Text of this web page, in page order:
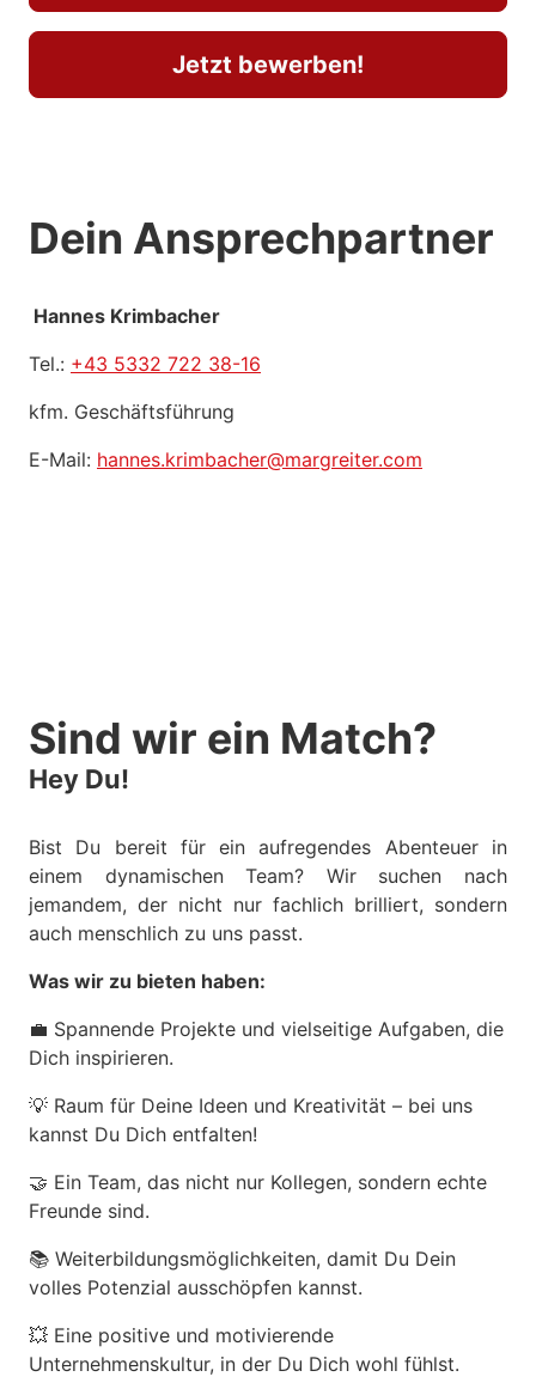
Jetzt bewerben!
Dein Ansprechpartner
Hannes Krimbacher
Tel.: +43 5332 722 38-16
kfm. Geschäftsführung
E-Mail: hannes.krimbacher@margreiter.com
Sind wir ein Match?
Hey Du!
Bist Du bereit für ein aufregendes Abenteuer in
einem dynamischen Team? Wir suchen nach
jemandem, der nicht nur fachlich brilliert, sondern
auch menschlich zu uns passt.
Was wir zu bieten haben:
💼 Spannende Projekte und vielseitige Aufgaben, die
Dich inspirieren.
💡 Raum für Deine Ideen und Kreativität – bei uns
kannst Du Dich entfalten!
🤝 Ein Team, das nicht nur Kollegen, sondern echte
Freunde sind.
📚 Weiterbildungsmöglichkeiten, damit Du Dein
volles Potenzial ausschöpfen kannst.
💥 Eine positive und motivierende
Unternehmenskultur, in der Du Dich wohl fühlst.